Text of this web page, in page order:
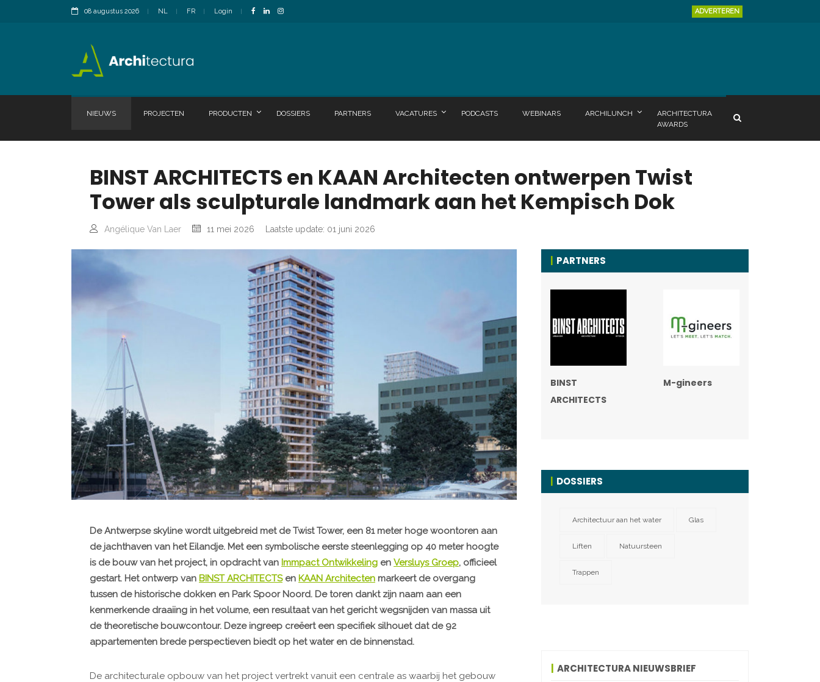
08 augustus 2026 NL FR Login ADVERTEREN
NIEUWS PROJECTEN PRODUCTEN DOSSIERS PARTNERS VACATURES PODCASTS WEBINARS ARCHILUNCH
ARCHITECTURA
AWARDS
BINST ARCHITECTS en KAAN Architecten ontwerpen Twist
Tower als sculpturale landmark aan het Kempisch Dok
Angélique Van Laer 11 mei 2026 Laatste update: 01 juni 2026
De Antwerpse skyline wordt uitgebreid met de Twist Tower, een 81 meter hoge woontoren aan
de jachthaven van het Eilandje. Met een symbolische eerste steenlegging op 40 meter hoogte
is de bouw van het project, in opdracht van Immpact Ontwikkeling en Versluys Groep, officieel
gestart. Het ontwerp van BINST ARCHITECTSen KAAN Architecten markeert de overgang
tussen de historische dokken en Park Spoor Noord. De toren dankt zijn naam aan een
kenmerkende draaiing in het volume, een resultaat van het gericht wegsnijden van massa uit
de theoretische bouwcontour. Deze ingreep creëert een specifiek silhouet dat de 92
appartementen brede perspectieven biedt op het water en de binnenstad.
De architecturale opbouw van het project vertrekt vanuit een centrale as waarbij het gebouw
PARTNERS
BINST
ARCHITECTS
M-gineers
DOSSIERS
Architectuur aan het water Glas
Liften Natuursteen
Trappen
ARCHITECTURA NIEUWSBRIEF